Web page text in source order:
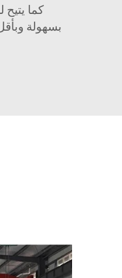
كما
بسهولة